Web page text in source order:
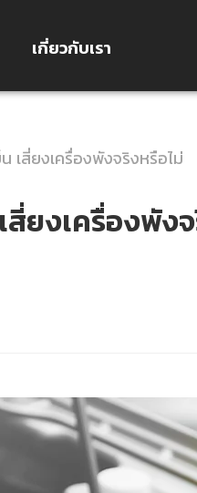
เกี่ยวกับเรา
เสี่ยงเครื่องพังจริงหรือไม่
ยงเครื่องพัง